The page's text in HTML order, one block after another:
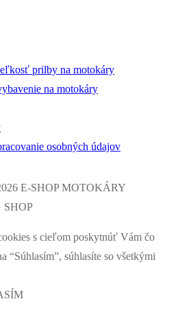
prilby na motokáry
na motokáry
osobných údajov
E-SHOP MOTOKÁRY
s cieľom poskytnúť Vám čo
“Súhlasím”, súhlasíte so všetkými